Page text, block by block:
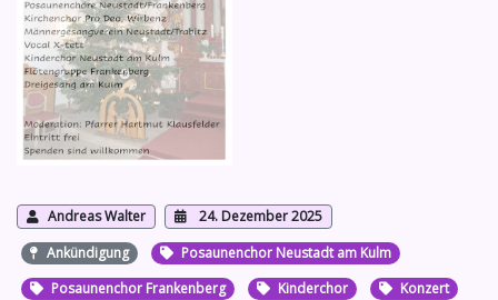
Andreas Walter
24. Dezember 2025
Ankündigung
Posaunenchor Neustadt am Kulm
Posaunenchor Frankenberg
Kinderchor
Konzert